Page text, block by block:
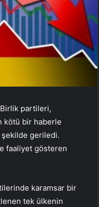
partileri,
kötü bir haberle
şekilde geriledi.
faaliyet gösteren
karamsar bir
tek ülkenin